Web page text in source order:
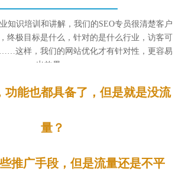
知识培训和讲解，我们的SEO专员很清楚客户
终极目标是什么，针对的是什么行业，访客可
这样，我们的网站优化才有针对性，更容易
出效果。
功能也都具备了，但是就是没流
量？
推广手段，但是流量还是不平